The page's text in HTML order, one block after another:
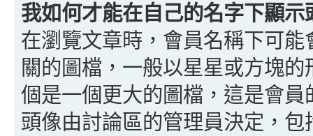
我如何才能在自己的名字下顯
在瀏覽文章時，會員名稱下可
關的圖檔，一般以星星或方塊
個是一個更大的圖檔，這是會
頭像由討論區的管理員決定，